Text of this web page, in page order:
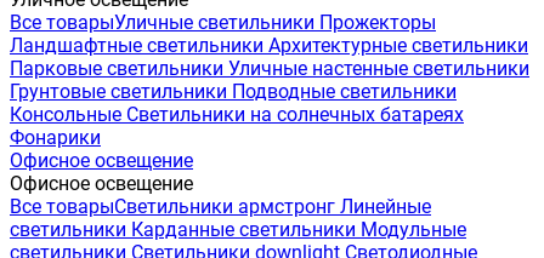
Все товарыУличные светильники Прожекторы
Ландшафтные светильники Архитектурные светильники
Парковые светильники Уличные настенные светильники
Грунтовые светильники Подводные светильники
Консольные Светильники на солнечных батареях
Фонарики
Офисное освещение
Офисное освещение
Все товарыСветильники армстронг Линейные
светильники Карданные светильники Модульные
светильники Светильники downlight Светодиодные